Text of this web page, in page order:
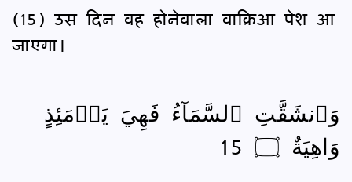
(15) उस दिन वह होनेवाला वाक़िआ पेश आ
जाएगा।
وَٱنشَقَّتِ ٱلسَّمَآءُ فَهِيَ يَوۡمَئِذٍ
وَاهِيَةٌ ۝ 15